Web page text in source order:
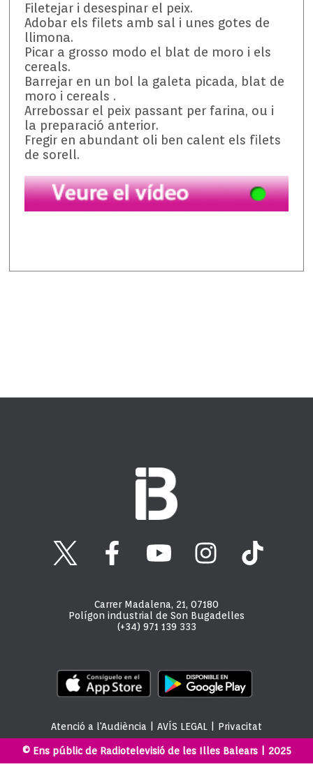
Filetejar i desespinar el peix.
Adobar els filets amb sal i unes gotes de
llimona.
Picar a grosso modo el blat de moro i els
cereals.
Barrejar en un bol la galeta picada, blat de
moro i cereals .
Arrebossar el peix passant per farina, ou i
la preparació anterior.
Fregir en abundant oli ben calent els filets
de sorell.
Carrer Madalena, 21, 07180
Polígon industrial de Son Bugadelles
(+34) 971 139 333
Atenció a l'Audiència AVÍS LEGAL Privacitat
© Ens públic de Radiotelevisió de les Illes Balears | 2025